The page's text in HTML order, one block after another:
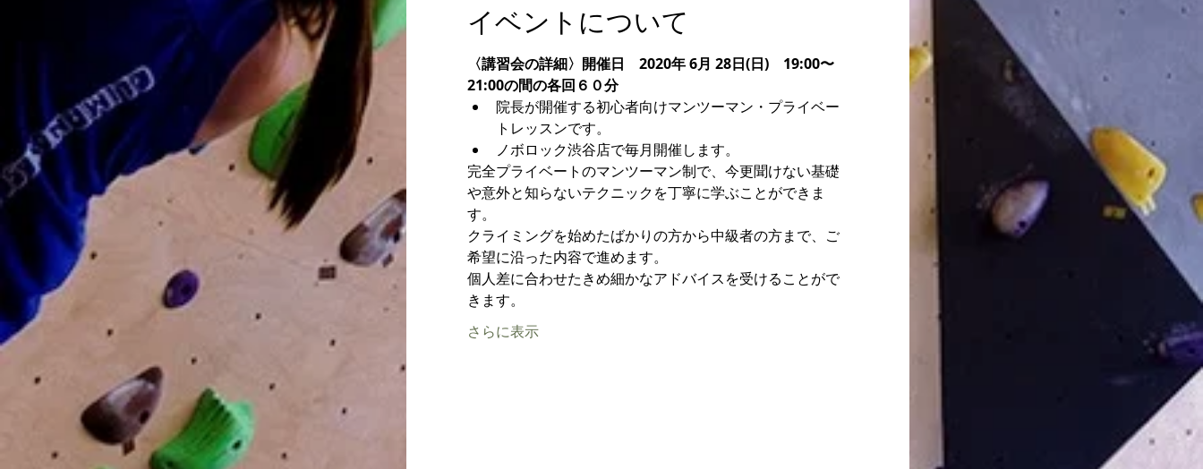
イベントについて
〈講習会の詳細〉開催日　2020年 6月 28日(日)　19:00〜
21:00の間の各回６０分
院長が開催する初心者向けマンツーマン・プライベー
トレッスンです。
ノボロック渋谷店で毎月開催します。
完全プライベートのマンツーマン制で、今更聞けない基礎
や意外と知らないテクニックを丁寧に学ぶことができま
す。
クライミングを始めたばかりの方から中級者の方まで、ご
希望に沿った内容で進めます。
個人差に合わせたきめ細かなアドバイスを受けることがで
きます。
さらに表示